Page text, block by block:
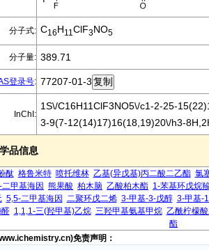
分子式: C16H11 ClF3NO5
分子量: 389.71
登录号: 77207-01-3
InChI:
1S\/C16H11ClF3NO5\/c1-2-25-
3-9(7-12(14)17)16(18,19)20\/h3-
品信息
酞 格鲁米特 喷托维林 乙基(异戊基)丙二酸二乙酯 氯
甲基海因 熊果酸 柏木脑 乙酸柏木酯 1-苯基环戊烷
5,5-二甲基海因 二聚环戊二烯 3-甲基-3-戊醇 3-甲基-
1,1,1-三(羟甲基)乙烷 三羟甲基氨基甲烷 乙酰柠檬
酯
免责声明：